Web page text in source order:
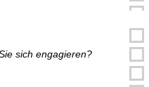
sich engagieren?